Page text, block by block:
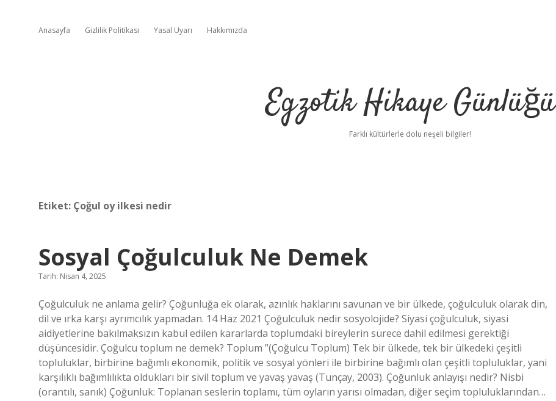
Anasayfa Gizlilik Politikası Yasal Uyarı Hakkımızda
Egzotik Hikaye Günlüğü
Farklı kültürlerle dolu neşeli bilgiler!
Etiket: Çoğul oy ilkesi nedir
Sosyal Çoğulculuk Ne Demek
Tarih: Nisan 4, 2025
Çoğulculuk ne anlama gelir? Çoğunluğa ek olarak, azınlık haklarını savunan ve bir ülkede, çoğulculuk olarak din,
dil ve ırka karşı ayrımcılık yapmadan. 14 Haz 2021 Çoğulculuk nedir sosyolojide? Siyasi çoğulculuk, siyasi
aidiyetlerine bakılmaksızın kabul edilen kararlarda toplumdaki bireylerin sürece dahil edilmesi gerektiği
düşüncesidir. Çoğulcu toplum ne demek? Toplum ”(Çoğulcu Toplum) Tek bir ülkede, tek bir ülkedeki çeşitli
topluluklar, birbirine bağımlı ekonomik, politik ve sosyal yönleri ile birbirine bağımlı olan çeşitli topluluklar, yani
karşılıklı bağımlılıkta oldukları bir sivil toplum ve yavaş yavaş (Tunçay, 2003). Çoğunluk anlayışı nedir? Nisbi
(orantılı, sanık) Çoğunluk: Toplanan seslerin toplamı, tüm oyların yarısı olmadan, diğer seçim topluluklarından…